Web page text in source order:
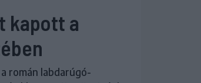
kapott a
román labdarúgó-